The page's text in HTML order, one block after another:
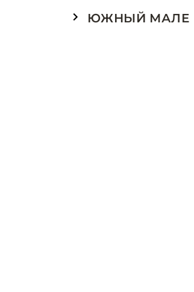
ЮЖНЫЙ МАЛЕ